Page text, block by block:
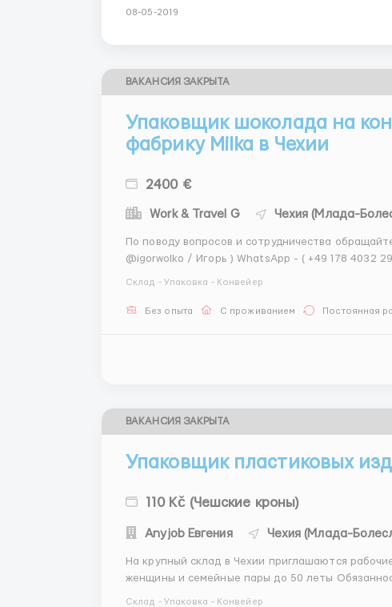
08-05-2019
ВАКАНСИЯ ЗАКРЫТА
Упаковщик шоколада на
фабрику Milka в Чехии
2400 €
Work & Travel G Чехия (Млада-
По поводу вопросов и сотрудничества
@igorwolko / Игорь ) WhatsApp - ( +49 178 4032 296 Игорь) Работа на фабрике по
Склад - Упаковка - Конвейер
Без опыта С проживанием Постоянная
ВАКАНСИЯ ЗАКРЫТА
Упаковщик пластиковых
110 Kč (Чешские кроны)
Anyjob Евгения Чехия (Млада-
На крупный склад в Чехии приглашаются
женщины и семейные пары до 50 леты Обязанности на должности: упаковка, сортировка,
Склад - Упаковка - Конвейер